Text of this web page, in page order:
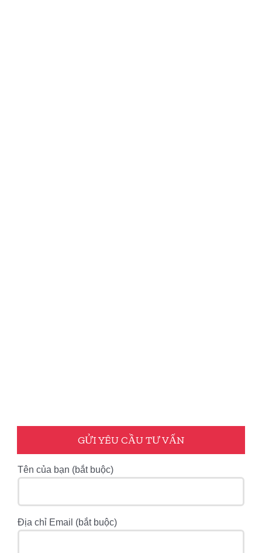
GỬI YÊU CẦU TƯ VẤN
Tên của bạn (bắt buộc)
Địa chỉ Email (bắt buộc)